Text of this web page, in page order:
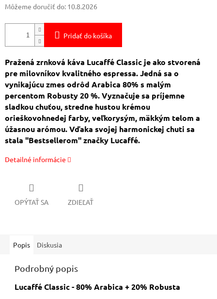
Môžeme doručiť do: 10.8.2026
Pridať do košíka
Pražená zrnková káva Lucaffé Classic je ako stvorená
pre milovníkov kvalitného espressa. Jedná sa o
vynikajúcu zmes odrôd Arabica 80% s malým
percentom Robusty 20 %. Vyznačuje sa príjemne
sladkou chuťou, stredne hustou krémou
orieškovohnedej farby, veľkorysým, mäkkým telom a
úžasnou arómou. Vďaka svojej harmonickej chuti sa
stala "Bestsellerom" značky Lucaffé.
Detailné informácie
OPÝTAŤ SA ZDIEĽAŤ
Popis Diskusia
Podrobný popis
Lucaffé Classic - 80% Arabica + 20% Robusta